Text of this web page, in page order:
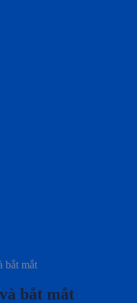
bắt mắt
bắt mắt